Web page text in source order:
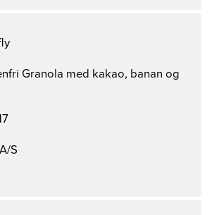
Granola med kakao, banan og
S